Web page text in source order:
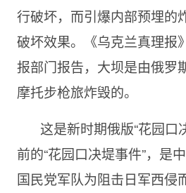
行破坏，而引爆内部预埋的
破坏效果。《乌克兰真理报
报部门报告，大坝是由俄罗
摩托步枪旅炸毁的。
这是新时期俄版“花园口
前的“花园口决堤事件”，是
国民党军队为阻击日军西侵